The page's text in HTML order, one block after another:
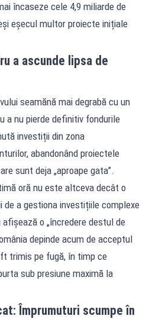
încaseze cele 4,9 miliarde de
eșecul multor proiecte inițiale
a ascunde lipsa de
seamănă mai degrabă cu un
a nu pierde definitiv fondurile
investiții din zona
abandonând proiectele
sunt deja „aproape gata”.
oră nu este altceva decât o
a gestiona investițiile complexe
o „încredere destul de
depinde acum de acceptul
trimis pe fugă, în timp ce
sub presiune maximă la
Împrumuturi scumpe în